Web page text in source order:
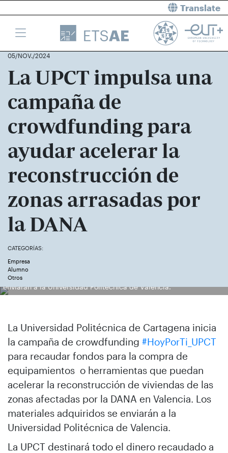
Translate
05/NOV./2024
La UPCT impulsa una
campaña de
crowdfunding para
ayudar acelerar la
reconstrucción de
zonas arrasadas por
la DANA
CATEGORÍAS:
Empresa
Alumno
Otros
Estudiantes de la UPCT, con los primeros materiales que se
enviarán a la Universidad Politécnica de Valencia.
La Universidad Politécnica de Cartagena inicia
la campaña de crowdfunding #HoyPorTi_UPCT
para recaudar fondos para la compra de
equipamientos o herramientas que puedan
acelerar la reconstrucción de viviendas de las
zonas afectadas por la DANA en Valencia. Los
materiales adquiridos se enviarán a la
Universidad Politécnica de Valencia.
La UPCT destinará todo el dinero recaudado a